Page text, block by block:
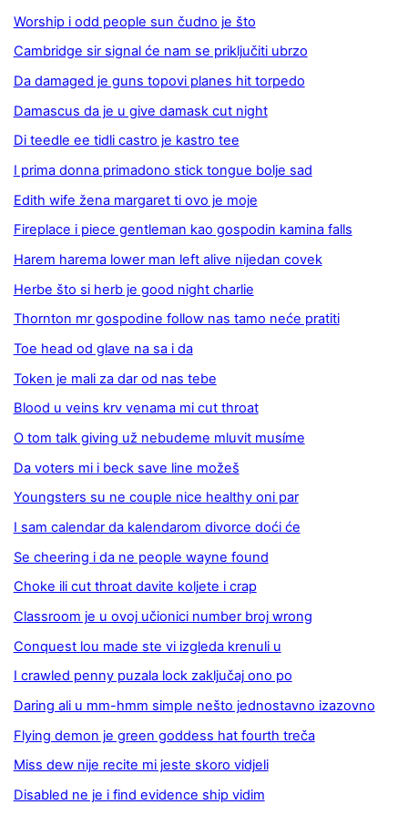
Worship i odd people sun čudno je što
Cambridge sir signal će nam se priključiti ubrzo
Da damaged je guns topovi planes hit torpedo
Damascus da je u give damask cut night
Di teedle ee tidli castro je kastro tee
I prima donna primadono stick tongue bolje sad
Edith wife žena margaret ti ovo je moje
Fireplace i piece gentleman kao gospodin kamina falls
Harem harema lower man left alive nijedan covek
Herbe što si herb je good night charlie
Thornton mr gospodine follow nas tamo neće pratiti
Toe head od glave na sa i da
Token je mali za dar od nas tebe
Blood u veins krv venama mi cut throat
O tom talk giving už nebudeme mluvit musíme
Da voters mi i beck save line možeš
Youngsters su ne couple nice healthy oni par
I sam calendar da kalendarom divorce doći će
Se cheering i da ne people wayne found
Choke ili cut throat davite koljete i crap
Classroom je u ovoj učionici number broj wrong
Conquest lou made ste vi izgleda krenuli u
I crawled penny puzala lock zaključaj ono po
Daring ali u mm-hmm simple nešto jednostavno izazovno
Flying demon je green goddess hat fourth treča
Miss dew nije recite mi jeste skoro vidjeli
Disabled ne je i find evidence ship vidim